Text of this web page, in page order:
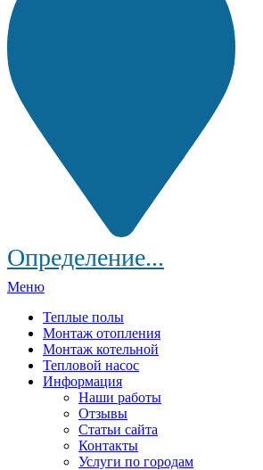
Определение...
Меню
Теплые полы
Монтаж отопления
Монтаж котельной
Тепловой насос
Информация
Наши работы
Отзывы
Статьи сайта
Контакты
Услуги по городам